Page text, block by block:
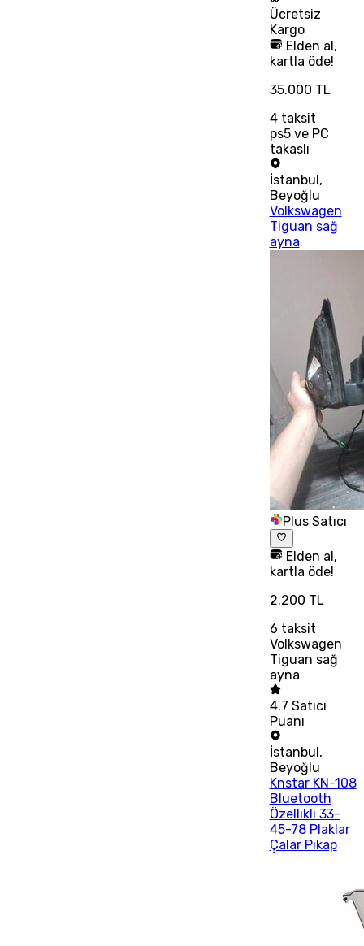
Ücretsiz
Kargo
Elden al,
kartla öde!
35.000 TL
4taksit
ps5 ve PC
takaslı
İstanbul ,
Beyoğlu
Volkswagen
Tiguan sağ
ayna
Plus Satıcı
Elden al,
kartla öde!
2.200 TL
6 taksit
Volkswagen
Tiguan sağ
ayna
4.7 Satıcı
Puanı
İstanbul,
Beyoğlu
Knstar KN-108
Bluetooth
Özellikli 33-
45-78 Plaklar
Çalar Pikap